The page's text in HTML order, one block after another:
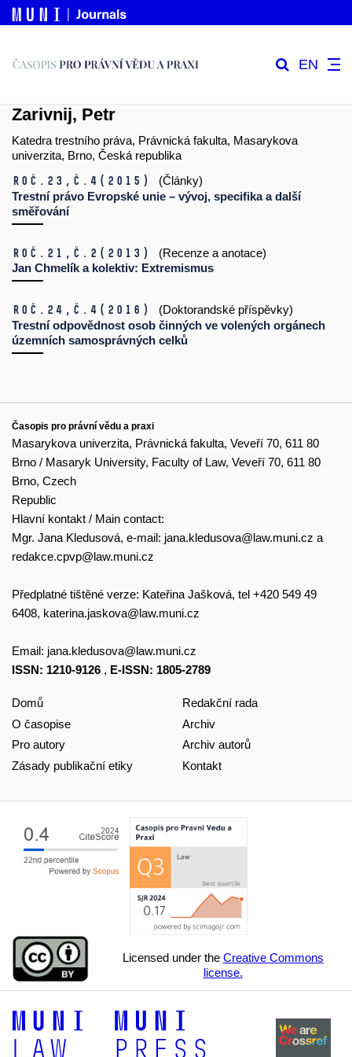
EN
Zarivnij, Petr
Katedra trestního práva, Právnická fakulta, Masarykova
univerzita, Brno, Česká republika
Roč.23, č.4 (2015)
(Články)
Trestní právo Evropské unie – vývoj, specifika a další
směřování
Roč.21, č.2 (2013)
(Recenze a anotace)
Jan Chmelík a kolektiv: Extremismus
Roč.24, č.4 (2016)
(Doktorandské příspěvky)
Trestní odpovědnost osob činných ve volených orgánech
územních samosprávných celků
Časopis pro právní vědu a praxi
Masarykova univerzita, Právnická fakulta, Veveří 70, 611 80
Brno / Masaryk University, Faculty of Law, Veveří 70, 611 80
Brno, Czech
Republic
Hlavní kontakt / Main contact:
Mgr. Jana Kledusová, e-mail: jana.kledusova@law.muni.cz a
redakce.cpvp@law.muni.cz
Předplatné tištěné verze: Kateřina Jašková, tel +420 549 49
6408, katerina.jaskova@law.muni.cz
Email: jana.kledusova@law.muni.cz
ISSN: 1210-9126 , E-ISSN: 1805-2789
Domů
O časopise
Pro autory
Zásady publikační etiky
Redakční rada
Archiv
Archiv autorů
Kontakt
Licensed under the Creative Commons
license.